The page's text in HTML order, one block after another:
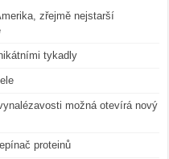
zřejmě nejstarší
tykadly
možná otevírá nový
proteinů